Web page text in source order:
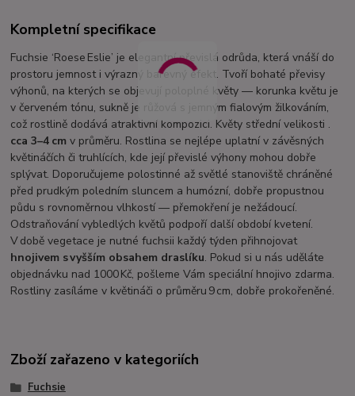
Kompletní specifikace
Fuchsie ‘Roese Eslie’ je elegantní převislá odrůda, která vnáší do
prostoru jemnost i výrazný barevný efekt. Tvoří bohaté převisy
výhonů, na kterých se objevují poloplné květy — korunka květu je
v červeném tónu, sukně je růžová s jemným fialovým žilkováním,
což rostlině dodává atraktivní kompozici. Květy střední velikosti .
cca 3–4 cm v průměru. Rostlina se nejlépe uplatní v závěsných
květináčích či truhlících, kde její převislé výhony mohou dobře
splývat. Doporučujeme polostinné až světlé stanoviště chráněné
před prudkým poledním sluncem a humózní, dobře propustnou
půdu s rovnoměrnou vlhkostí — přemokření je nežádoucí.
Odstraňování vybledlých květů podpoří další období kvetení.
V době vegetace je nutné fuchsii každý týden přihnojovat
hnojivem s vyšším obsahem draslíku. Pokud si u nás uděláte
objednávku nad 1000 Kč, pošleme Vám speciální hnojivo zdarma.
Rostliny zasíláme v květináči o průměru 9 cm, dobře prokořeněné.
Zboží zařazeno v kategoriích
Fuchsie